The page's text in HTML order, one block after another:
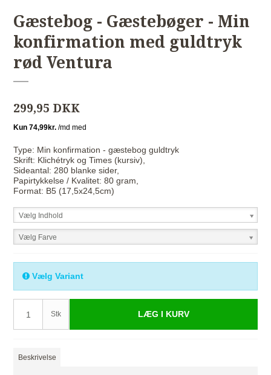
Gæstebog - Gæstebøger - Min
konfirmation med guldtryk
rød Ventura
299,95 DKK
Type: Min konfirmation - gæstebog guldtryk
Skrift: Klichétryk og Times (kursiv),
Sideantal: 280 blanke sider,
Papirtykkelse / Kvalitet: 80 gram,
Format: B5 (17,5x24,5cm)
Vælg Indhold
Vælg Farve
Vælg Variant
Stk LÆG I KURV
Beskrivelse